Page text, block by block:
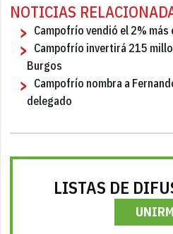
NOTICIAS
Campofrío vendió el 2%
Campofrío invertirá 215
Burgos
Campofrío nombra a
delegado
LISTAS DE